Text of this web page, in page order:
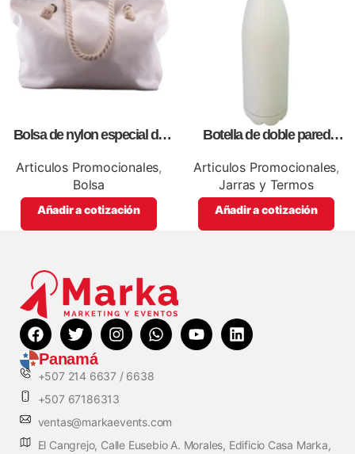
Bolsa de nylon especial de
con impresión full color.
Articulos Promocionales,
Bolsa
Añadir a cotización
Botella de doble pared
promocionales
Articulos Promocionales,
Jarras y Termos
Añadir a cotización
Panamá
+507 214 6637 / 6638
+507 67186313
ventas@markaevents.com
El Cangrejo, Calle Eusebio A. Morales, Edificio Casa Marka,